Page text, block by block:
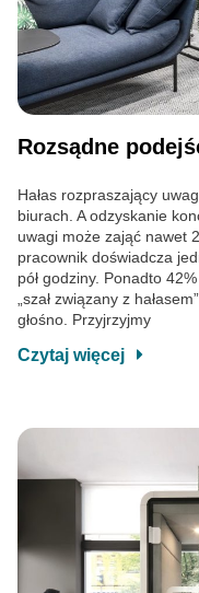
Rozsądne
Hałas rozpraszający
biurach. A odzyskanie
uwagi może zająć nawet
pracownik doświadcza
pół godziny. Ponadto
„szał związany z
głośno. Przyjrzyjmy
Czytaj więcej